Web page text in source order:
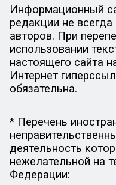
Информационный
редакции не
авторов. При
использовании
настоящего сайта
Интернет
обязательна.
* Перечень
деятельность
нежелательной на
Федерации: